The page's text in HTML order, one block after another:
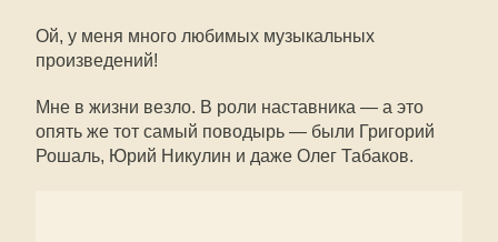
Ой, у меня много любимых музыкальных
произведений!
Мне в жизни везло. В роли наставника — а это
опять же тот самый поводырь — были Григорий
Рошаль, Юрий Никулин и даже Олег Табаков.